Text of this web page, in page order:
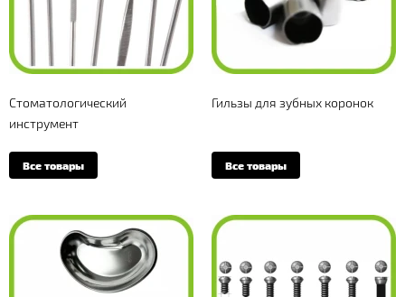
Cтоматологический
инструмент
Все товары
Гильзы для зубных коронок
Все товары